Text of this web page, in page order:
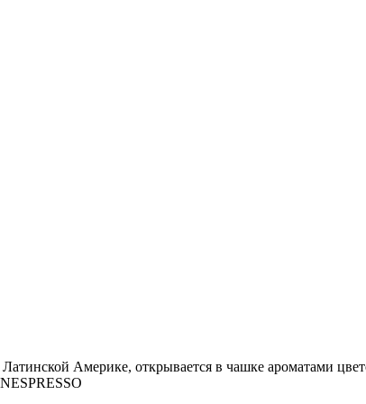
Америке, открывается в чашке ароматами